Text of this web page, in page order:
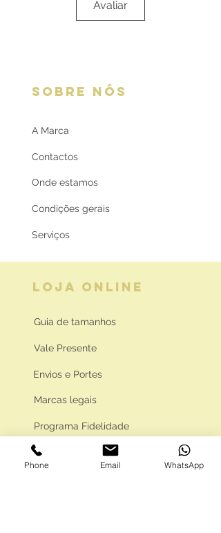
Avaliar
SOBRE NÓS
A Marca
Contactos
Onde estamos
Condições gerais
Serviços
LOJA ONLINE
Guia de tamanhos
Vale Presente
Envios e Portes
Marcas legais
Programa Fidelidade
Phone Email WhatsApp